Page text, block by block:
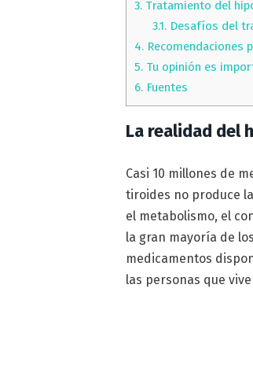
3. Tratamiento del
3.1. Desafíos del
4.
5. Tu opinión es
6. Fuentes
La realidad del
Casi 10 millones de
tiroides no produce
el metabolismo, el
la gran mayoría de
medicamentos
las personas que